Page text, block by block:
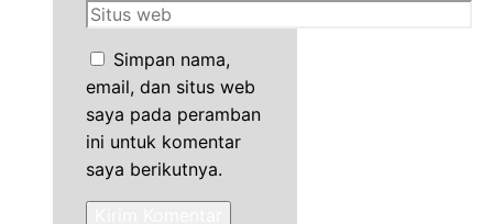
Situs
Simpan nama,
email, dan situs web
saya pada peramban
ini untuk komentar
saya berikutnya.